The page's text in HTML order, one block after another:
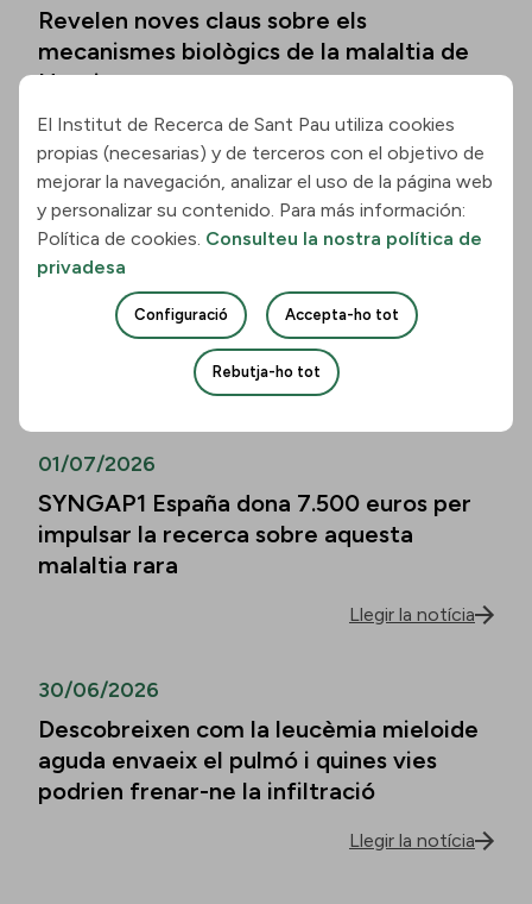
Revelen noves claus sobre els
mecanismes biològics de la malaltia de
Huntington
Llegir la notícia
01/07/2026
Els biomarcadors de la malaltia
d’Alzheimer permeten predir el
deteriorament cognitiu també en
persones de més de vuitanta anys
01/07/2026
SYNGAP1 España dona 7.500 euros per
impulsar la recerca sobre aquesta
malaltia rara
Llegir la notícia
30/06/2026
Descobreixen com la leucèmia mieloide
aguda envaeix el pulmó i quines vies
podrien frenar-ne la infiltració
Llegir la notícia
El Institut de Recerca de Sant Pau utiliza cookies
propias (necesarias) y de terceros con el objetivo de
mejorar la navegación, analizar el uso de la página web
y personalizar su contenido. Para más información:
Política de cookies. Consulteu la nostra política de
privadesa
Configuració Accepta-ho tot
Rebutja-ho tot